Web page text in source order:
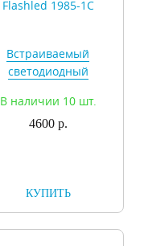
Встраиваемый
светодиодный
Flashled 1985-1C
В наличии 10 шт.
4600 р.
КУПИТЬ